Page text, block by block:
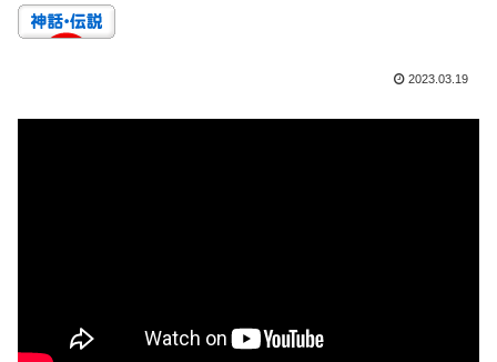
2023.03.19